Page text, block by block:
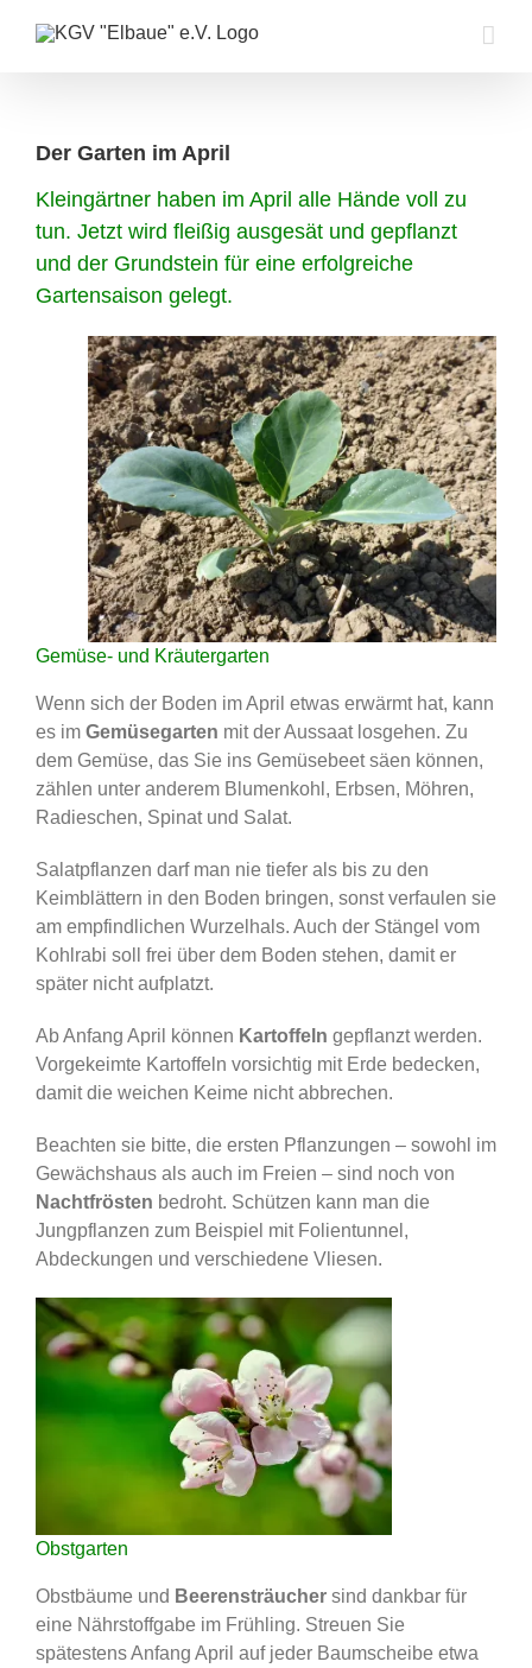
Inhalt
Der Garten im April
Kleingärtner haben im April alle Hände voll zu
tun. Jetzt wird fleißig ausgesät und gepflanzt
und der Grundstein für eine erfolgreiche
Gartensaison gelegt.
Gemüse- und Kräutergarten
Wenn sich der Boden im April etwas erwärmt hat, kann
es im Gemüsegarten mit der Aussaat losgehen. Zu
dem Gemüse, das Sie ins Gemüsebeet säen können,
zählen unter anderem Blumenkohl, Erbsen, Möhren,
Radieschen, Spinat und Salat.
Salatpflanzen darf man nie tiefer als bis zu den
Keimblättern in den Boden bringen, sonst verfaulen sie
am empfindlichen Wurzelhals. Auch der Stängel vom
Kohlrabi soll frei über dem Boden stehen, damit er
später nicht aufplatzt.
Ab Anfang April können Kartoffeln gepflanzt werden.
Vorgekeimte Kartoffeln vorsichtig mit Erde bedecken,
damit die weichen Keime nicht abbrechen.
Beachten sie bitte, die ersten Pflanzungen – sowohl im
Gewächshaus als auch im Freien – sind noch von
Nachtfrösten bedroht. Schützen kann man die
Jungpflanzen zum Beispiel mit Folientunnel,
Abdeckungen und verschiedene Vliesen.
Obstgarten
Obstbäume und Beerensträucher sind dankbar für
eine Nährstoffgabe im Frühling. Streuen Sie
spätestens Anfang April auf jeder Baumscheibe etwa